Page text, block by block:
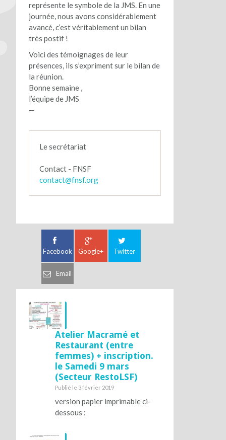
représente le symbole de la JMS. En une
journée, nous avons considérablement
avancé, c’est véritablement un bilan
très postif !
Voici des témoignages de leur
présences, ils s’expriment sur le bilan de
la réunion.
Bonne semaine ,
l’équipe de JMS
—
Le secrétariat
Contact - FNSF
contact@fnsf.org
Facebook Google+ Twitter
Email
Atelier Macramé et
Restaurant (entre
femmes) + inscription.
le Samedi 9 mars
(Secteur RestoLSF)
Publié le 3 février 2019
version papier imprimable ci-
dessous :